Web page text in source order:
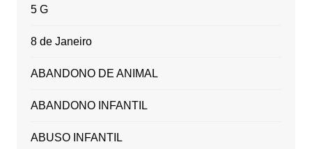
5 G
8 de Janeiro
ABANDONO DE ANIMAL
ABANDONO INFANTIL
ABUSO INFANTIL